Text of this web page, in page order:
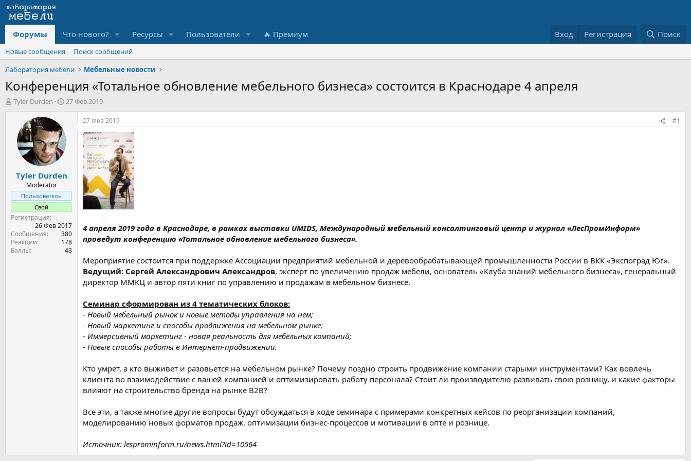
Форумы Что нового? Ресурсы Пользователи 🔥 Премиум Вход Регистрация Поиск
Новые сообщения
Поиск сообщений
Лаборатория мебели
Мебельные новости
Конференция «Тотальное обновление мебельного бизнеса» состоится в Краснодаре 4 апреля
А
ы
Tyler Durden
Д
н
а
л
27 Фев 2019
Tyler Durden
Moderator
Пользователь
Свой
Регистрация
26 Фев 2017
Сообщения
380
Реакции
178
Баллы
43
27 Фев 2019 #1
4 апреля 2019 года в Краснодаре, в рамках выставки UMIDS, Международный мебельный консалтинговый центр и журнал «ЛесПромИнформ»
проведут конференцию «Тотальное обновление мебельного бизнеса».
Мероприятие состоится при поддержке Ассоциации предприятий мебельной и деревообрабатывающей промышленности России в ВКК «Экспоград Юг».
Ведущий: Сергей Александрович Александров, эксперт по увеличению продаж мебели, основатель «Клуба знаний мебельного бизнеса», генеральный
директор ММКЦ и автор пяти книг по управлению и продажам в мебельном бизнесе.
Семинар сформирован из 4 тематических блоков:
- Новый мебельный рынок и новые методы управления на нем;
- Новый маркетинг и способы продвижения на мебельном рынке;
- Иммерсивный маркетинг - новая реальность для мебельных компаний;
- Новые способы работы в Интернет-продвижении.
Кто умрет, а кто выживет и разовьется на мебельном рынке? Почему поздно строить продвижение компании старыми инструментами? Как вовлечь
клиента во взаимодействие с вашей компанией и оптимизировать работу персонала? Стоит ли производителю развивать свою розницу, и какие факторы
влияют на строительство бренда на рынке B2B?
Все эти, а также многие другие вопросы будут обсуждаться в ходе семинара с примерами конкретных кейсов по реорганизации компаний,
моделированию новых форматов продаж, оптимизации бизнес-процессов и мотивации в опте и рознице.
Источник: lesprominform.ru/news.html?id=10564